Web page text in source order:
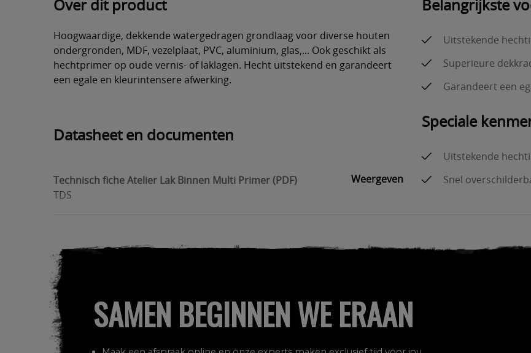
Over dit product
Hoogwaardige, dekkende watergedragen grondlaag voor diverse houten
ondergronden, MDF, vezelplaat, PVC, aluminium, glas,... Ook geschikt als
hechtprimer op oude vernis- of laklagen. Hecht uitstekend en garandeert
een egale en kleurintensere afwerking.
Datasheet en documenten
Technisch fiche Atelier Lak Binnen Multi Primer (PDF)
TDS
Weergeven
Belangrijkste
Uitstekende
Superieure
Garandeert een
Speciale
Uitstekende
Snel
SAMEN BEGINNEN WE ERAAN